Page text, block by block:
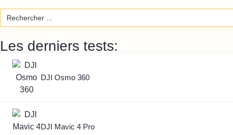
Search
for:
Les derniers tests:
DJI Osmo 360
DJI Mavic 4 Pro